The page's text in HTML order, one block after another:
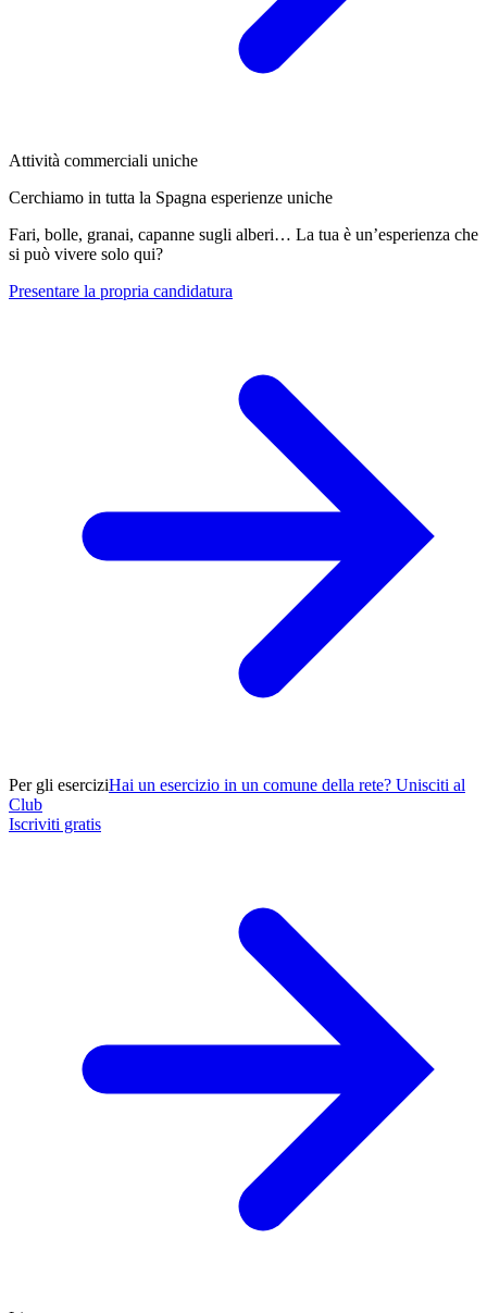
Attività commerciali uniche
Cerchiamo in tutta la Spagna esperienze uniche
Fari, bolle, granai, capanne sugli alberi… La tua è un’esperienza che
si può vivere solo qui?
Presentare la propria candidatura
Per gli eserciziHai un esercizio in un comune della rete? Unisciti al
Club
Iscriviti gratis